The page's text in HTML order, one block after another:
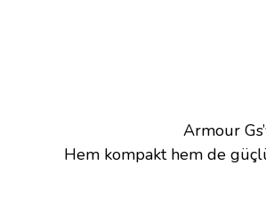
Armour
Hem kompakt hem de